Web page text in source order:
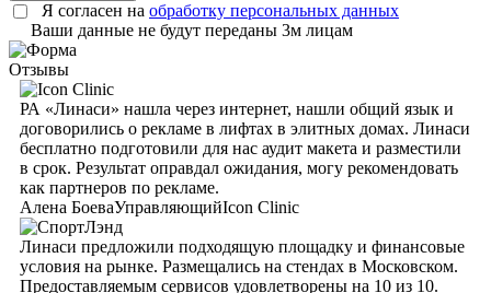
Я согласен на обработку персональных данных
Ваши данные не будут переданы 3м лицам
Отзывы
РА «Линаси» нашла через интернет, нашли общий язык и
договорились о рекламе в лифтах в элитных домах. Линаси
бесплатно подготовили для нас аудит макета и разместили
в срок. Результат оправдал ожидания, могу рекомендовать
как партнеров по рекламе.
Алена БоеваУправляющийIcon Clinic
Линаси предложили подходящую площадку и финансовые
условия на рынке. Размещались на стендах в Московском.
Предоставляемым сервисов удовлетворены на 10 из 10.